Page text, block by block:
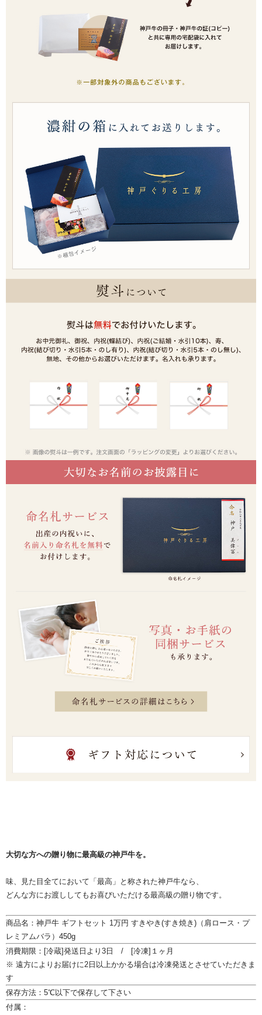
大切な方への贈り物に最高級の神戸牛を。
味、見た目全てにおいて「最高」と称された神戸牛なら、
どんな方にお渡ししてもお喜びいただける最高級の贈り物です。
商品名：神戸牛 ギフトセット 1万円 すきやき(すき焼き)（肩ロース・プ
レミアムバラ）450g
消費期限：[冷蔵]発送日より3日 / [冷凍]１ヶ月
※ 遠方によりお届けに2日以上かかる場合は冷凍発送とさせていただきま
す
保存方法：5℃以下で保存して下さい
付属：